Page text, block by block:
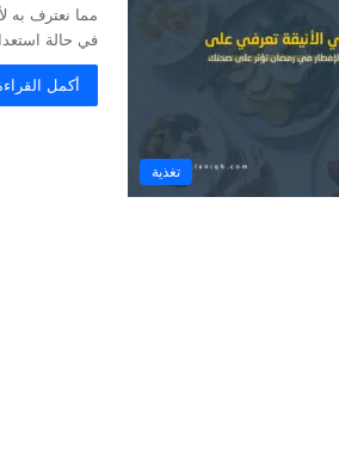
تغذية
مما نعترف به
في حالة
أكمل